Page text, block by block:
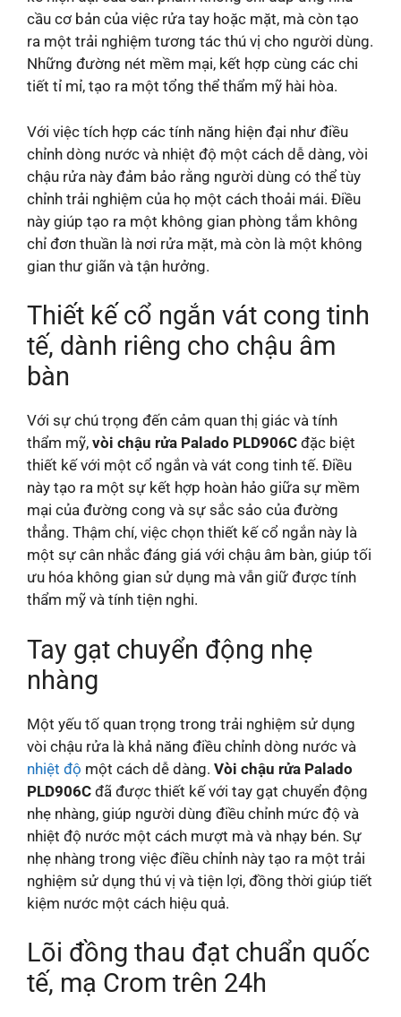
cầu cơ bản của việc rửa tay hoặc mặt, mà còn tạo
ra một trải nghiệm tương tác thú vị cho người dùng.
Những đường nét mềm mại, kết hợp cùng các chi
tiết tỉ mỉ, tạo ra một tổng thể thẩm mỹ hài hòa.
Với việc tích hợp các tính năng hiện đại như điều
chỉnh dòng nước và nhiệt độ một cách dễ dàng, vòi
chậu rửa này đảm bảo rằng người dùng có thể tùy
chỉnh trải nghiệm của họ một cách thoải mái. Điều
này giúp tạo ra một không gian phòng tắm không
chỉ đơn thuần là nơi rửa mặt, mà còn là một không
gian thư giãn và tận hưởng.
Thiết kế cổ ngắn vát cong tinh
tế, dành riêng cho chậu âm
bàn
Với sự chú trọng đến cảm quan thị giác và tính
thẩm mỹ, vòi chậu rửa Palado PLD906C đặc biệt
thiết kế với một cổ ngắn và vát cong tinh tế. Điều
này tạo ra một sự kết hợp hoàn hảo giữa sự mềm
mại của đường cong và sự sắc sảo của đường
thẳng. Thậm chí, việc chọn thiết kế cổ ngắn này là
một sự cân nhắc đáng giá với chậu âm bàn, giúp tối
ưu hóa không gian sử dụng mà vẫn giữ được tính
thẩm mỹ và tính tiện nghi.
Tay gạt chuyển động nhẹ
nhàng
Một yếu tố quan trọng trong trải nghiệm sử dụng
vòi chậu rửa là khả năng điều chỉnh dòng nước và
nhiệt độ một cách dễ dàng. Vòi chậu rửa Palado
PLD906C đã được thiết kế với tay gạt chuyển động
nhẹ nhàng, giúp người dùng điều chỉnh mức độ và
nhiệt độ nước một cách mượt mà và nhạy bén. Sự
nhẹ nhàng trong việc điều chỉnh này tạo ra một trải
nghiệm sử dụng thú vị và tiện lợi, đồng thời giúp tiết
kiệm nước một cách hiệu quả.
Lõi đồng thau đạt chuẩn quốc
tế, mạ Crom trên 24h